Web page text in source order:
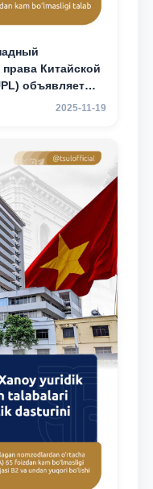
Китайской
объявляет
для
2025-11-19